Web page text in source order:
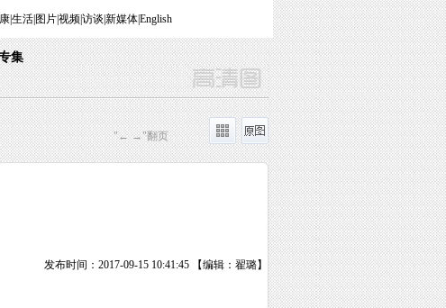
|生活| 图片|视频|访谈 新媒体|English
集
"← →"翻页
发布时间：2017-09-15 10:41:45 【编辑：翟璐】